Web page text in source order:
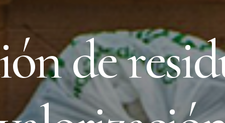
ónderesid